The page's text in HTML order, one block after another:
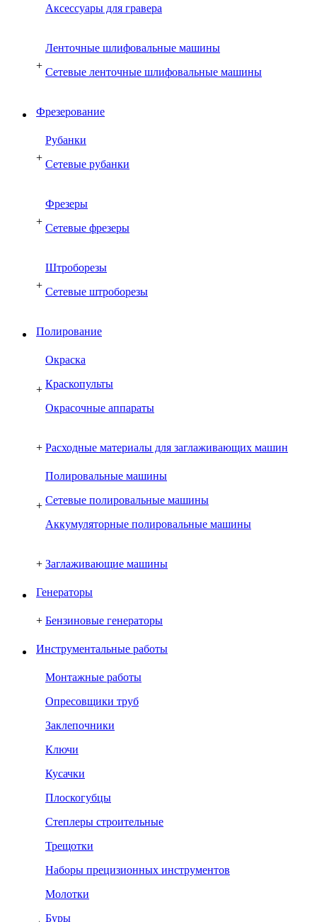
Аксессуары для гравера
+
Ленточные шлифовальные машины
Сетевые ленточные шлифовальные машины
Фрезерование
+
Рубанки
Сетевые рубанки
+
Фрезеры
Сетевые фрезеры
+
Штроборезы
Сетевые штроборезы
Полирование
+
Окраска
Краскопульты
Окрасочные аппараты
+ Расходные материалы для заглаживающих машин
+
Полировальные машины
Сетевые полировальные машины
Аккумуляторные полировальные машины
+ Заглаживающие машины
Генераторы
+ Бензиновые генераторы
Инструментальные работы
Монтажные работы
Опресовщики труб
Заклепочники
Ключи
Кусачки
Плоскогубцы
Степлеры строительные
Трещотки
Наборы прецизионных инструментов
Молотки
Буры